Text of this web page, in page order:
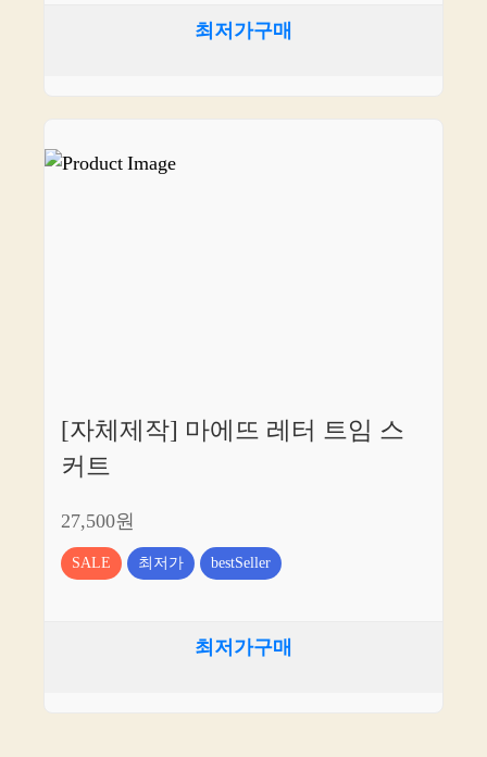
최저가구매
[자체제작] 마에뜨 레터 트임 스
커트
27,500원
SALE 최저가 bestSeller
최저가구매